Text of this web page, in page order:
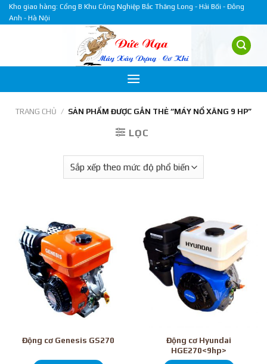
Skip
to
Kho giao hàng: Cổng B Khu Công Nghiệp Bắc Thăng Long - Hải Bối - Đông
Anh - Hà Nội
TRANG CHỦ / SẢN PHẨM ĐƯỢC GẮN THẺ “MÁY NỔ XĂNG 9 HP”
LỌC
Động cơ Genesis GS270
Động cơ Hyundai
HGE270<9hp>